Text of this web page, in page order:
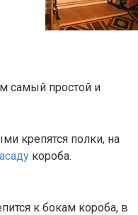
самый простой и
крепятся полки, на
короба.
к бокам короба, в